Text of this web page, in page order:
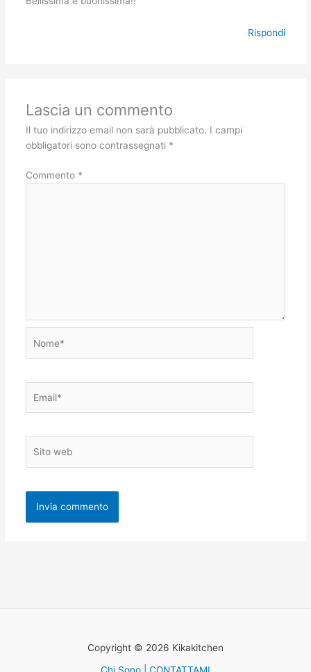
Rispondi
Lascia un commento
Il tuo indirizzo email non sarà pubblicato. I campi
obbligatori sono contrassegnati *
Commento *
web
Copyright © 2026 Kikakitchen
Chi Sono | CONTATTAMI